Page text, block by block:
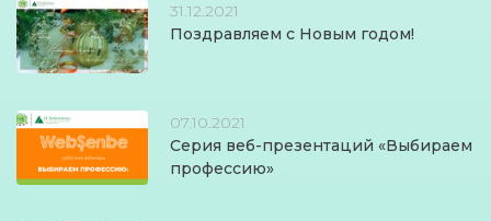
31.12.2021
Поздравляем с Новым годом!
07.10.2021
Серия веб-презентаций «Выбираем
профессию»